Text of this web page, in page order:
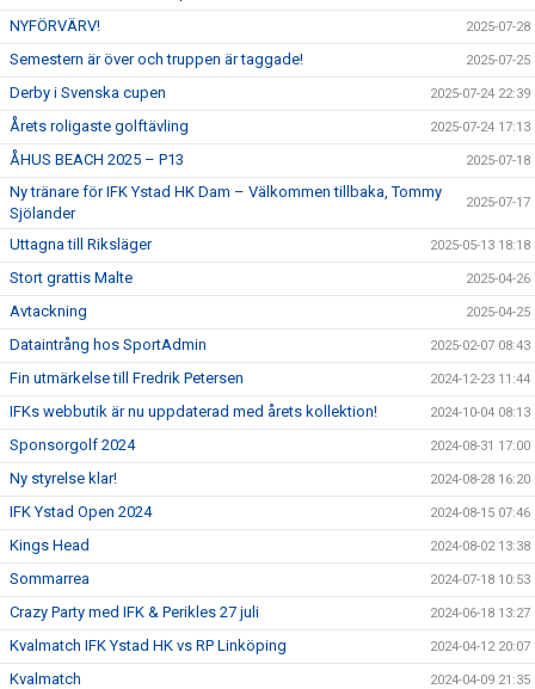
NYFÖRVÄRV! 2025-07-28
Semestern är över och truppen är taggade! 2025-07-25
Derby i Svenska cupen 2025-07-24 22:39
Årets roligaste golftävling 2025-07-24 17:13
ÅHUS BEACH 2025 – P13 2025-07-18
Ny tränare för IFK Ystad HK Dam – Välkommen tillbaka, Tommy
Sjölander
2025-07-17
Uttagna till Riksläger 2025-05-13 18:18
Stort grattis Malte 2025-04-26
Avtackning 2025-04-25
Dataintrång hos SportAdmin 2025-02-07 08:43
Fin utmärkelse till Fredrik Petersen 2024-12-23 11:44
IFKs webbutik är nu uppdaterad med årets kollektion! 2024-10-04 08:13
Sponsorgolf 2024 2024-08-31 17:00
Ny styrelse klar! 2024-08-28 16:20
IFK Ystad Open 2024 2024-08-15 07:46
Kings Head 2024-08-02 13:38
Sommarrea 2024-07-18 10:53
Crazy Party med IFK & Perikles 27 juli 2024-06-18 13:27
Kvalmatch IFK Ystad HK vs RP Linköping 2024-04-12 20:07
Kvalmatch 2024-04-09 21:35